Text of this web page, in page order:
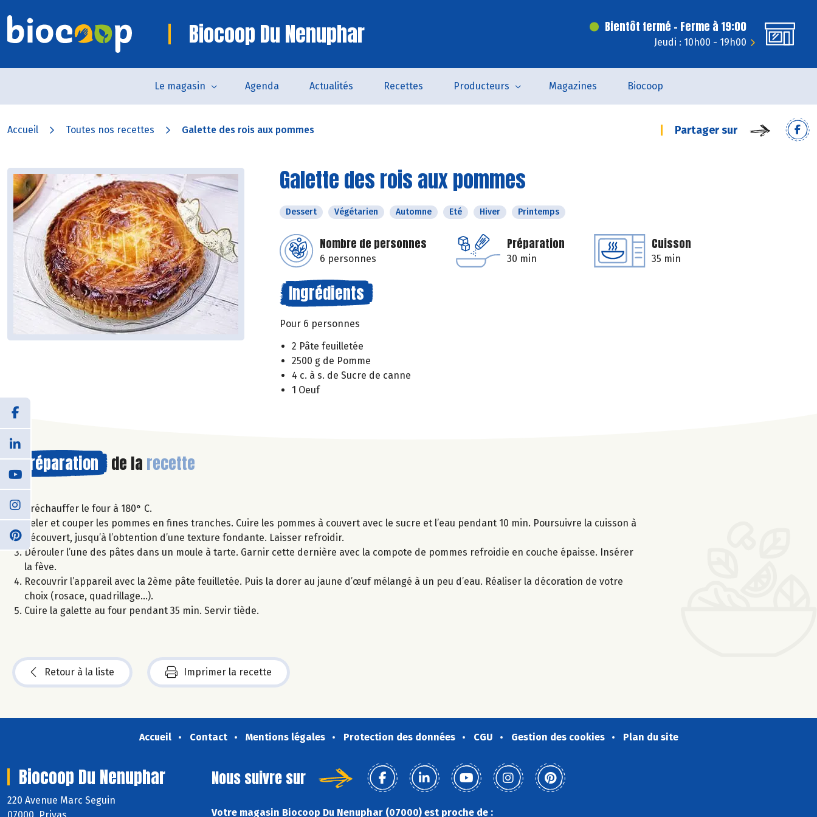
Biocoop Du Nenuphar Bientôt fermé - Ferme à 19:00
Jeudi : 10h00 - 19h00
Le magasin Agenda Actualités Recettes Producteurs Magazines Biocoop
Accueil Toutes nos recettes Galette des rois aux pommes Partager sur
Galette des rois aux pommes
Dessert Végétarien Automne Eté Hiver Printemps
Nombre de personnes
6 personnes
Préparation
30 min
Cuisson
35 min
Ingrédients
Pour 6 personnes
2 Pâte feuilletée
2500 g de Pomme
4 c. à s. de Sucre de canne
1 Oeuf
Préparation de la recette
Préchauffer le four à 180° C.
Peler et couper les pommes en fines tranches. Cuire les pommes à couvert avec le sucre et l’eau pendant 10 min. Poursuivre la cuisson à
découvert, jusqu’à l’obtention d’une texture fondante. Laisser refroidir.
Dérouler l’une des pâtes dans un moule à tarte. Garnir cette dernière avec la compote de pommes refroidie en couche épaisse. Insérer
la fève.
Recouvrir l’appareil avec la 2ème pâte feuilletée. Puis la dorer au jaune d’œuf mélangé à un peu d’eau. Réaliser la décoration de votre
choix (rosace, quadrillage...).
Cuire la galette au four pendant 35 min. Servir tiède.
Retour à la liste Imprimer la recette
Accueil Contact Mentions légales Protection des données CGU Gestion des cookies Plan du site
Biocoop Du Nenuphar
220 Avenue Marc Seguin
07000 Privas
Nous suivre sur
Votre magasin Biocoop Du Nenuphar (07000) est proche de :